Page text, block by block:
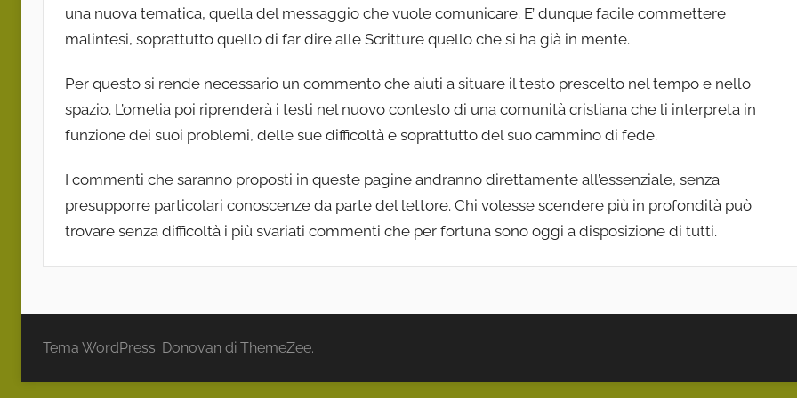
una nuova tematica, quella del messaggio che vuole comunicare. E’ dunque facile commettere
malintesi, soprattutto quello di far dire alle Scritture quello che si ha già in mente.
Per questo si rende necessario un commento che aiuti a situare il testo prescelto nel tempo e nello
spazio. L’omelia poi riprenderà i testi nel nuovo contesto di una comunità cristiana che li interpreta in
funzione dei suoi problemi, delle sue difficoltà e soprattutto del suo cammino di fede.
I commenti che saranno proposti in queste pagine andranno direttamente all’essenziale, senza
presupporre particolari conoscenze da parte del lettore. Chi volesse scendere più in profondità può
trovare senza difficoltà i più svariati commenti che per fortuna sono oggi a disposizione di tutti.
Tema WordPress: Donovan di ThemeZee.